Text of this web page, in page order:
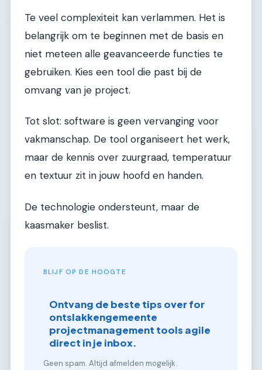
Te veel complexiteit kan verlammen. Het is
belangrijk om te beginnen met de basis en
niet meteen alle geavanceerde functies te
gebruiken. Kies een tool die past bij de
omvang van je project.
Tot slot: software is geen vervanging voor
vakmanschap. De tool organiseert het werk,
maar de kennis over zuurgraad, temperatuur
en textuur zit in jouw hoofd en handen.
De technologie ondersteunt, maar de
kaasmaker beslist.
BLIJF OP DE HOOGTE
Ontvang de beste tips over for
ontslakkengemeente
projectmanagement tools agile
direct in je inbox.
Geen spam. Altijd afmelden mogelijk.